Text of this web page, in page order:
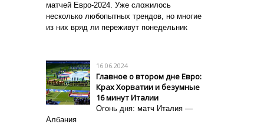
матчей Евро-2024. Уже сложилось
несколько любопытных трендов, но многие
из них вряд ли переживут понедельник
16.06.2024
Главное о втором дне Евро:
Крах Хорватии и безумные
16 минут Италии
Огонь дня: матч Италия —
Албания